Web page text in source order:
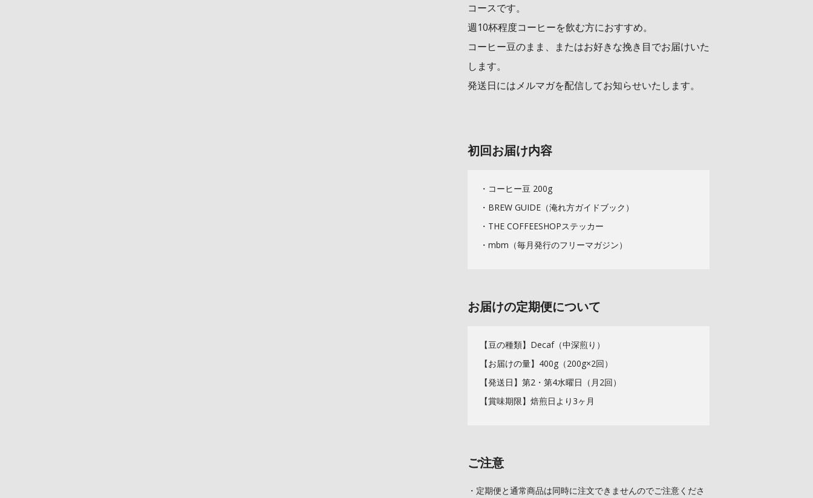
コースです。
週10杯程度コーヒーを飲む方におすすめ。
コーヒー豆のまま、またはお好きな挽き目でお届けいた
します。
発送日にはメルマガを配信してお知らせいたします。
初回お届け内容
・コーヒー豆 200g
・BREW GUIDE（淹れ方ガイドブック）
・THE COFFEESHOPステッカー
・mbm（毎月発行のフリーマガジン）
お届けの定期便について
【豆の種類】Decaf（中深煎り）
【お届けの量】400g（200g×2回）
【発送日】第2・第4水曜日（月2回）
【賞味期限】焙煎日より3ヶ月
ご注意
・定期便と通常商品は同時に注文できませんのでご注意くださ